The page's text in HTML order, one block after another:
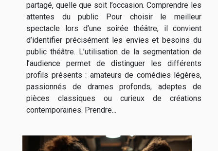
partagé, quelle que soit l’occasion. Comprendre les
attentes du public Pour choisir le meilleur
spectacle lors d’une soirée théâtre, il convient
d’identifier précisément les envies et besoins du
public théâtre. L’utilisation de la segmentation de
l’audience permet de distinguer les différents
profils présents : amateurs de comédies légères,
passionnés de drames profonds, adeptes de
pièces classiques ou curieux de créations
contemporaines. Prendre...